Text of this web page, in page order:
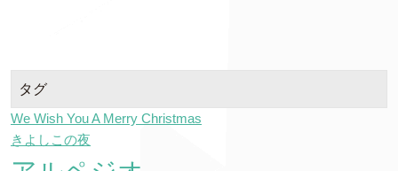
タグ
We Wish You A Merry Christmas
きよしこの夜